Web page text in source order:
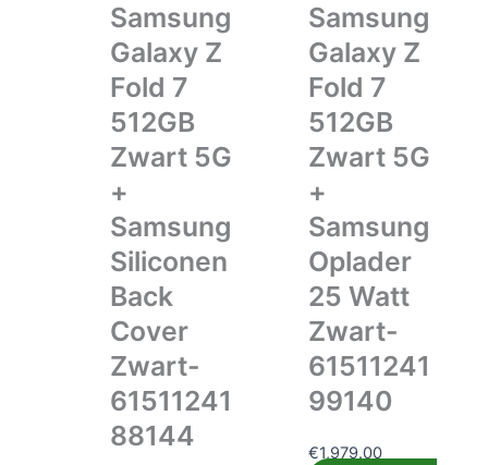
Samsung
Galaxy Z
Fold 7
512GB
Zwart 5G
+
Samsung
Siliconen
Back
Cover
Zwart-
61511241
88144
Samsung
Galaxy Z
Fold 7
512GB
Zwart 5G
+
Samsung
Oplader
25 Watt
Zwart-
61511241
99140
€1,979.00